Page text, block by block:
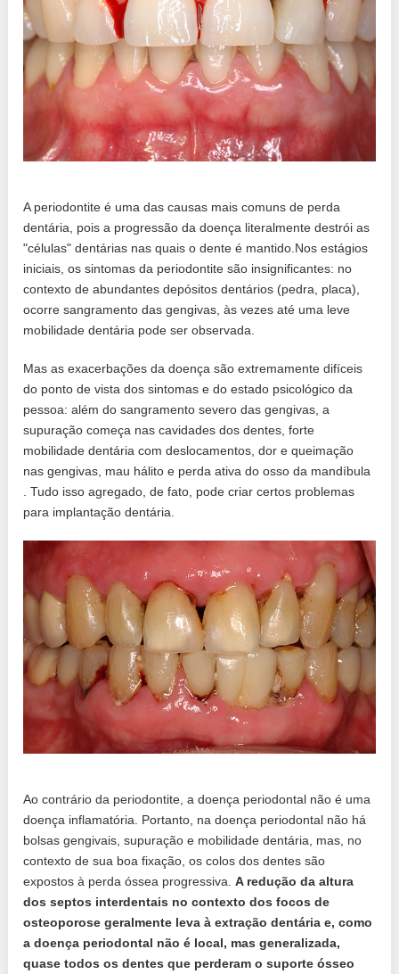
A periodontite é uma das causas mais comuns de perda
dentária, pois a progressão da doença literalmente destrói as
"células" dentárias nas quais o dente é mantido.Nos estágios
iniciais, os sintomas da periodontite são insignificantes: no
contexto de abundantes depósitos dentários (pedra, placa),
ocorre sangramento das gengivas, às vezes até uma leve
mobilidade dentária pode ser observada.
Mas as exacerbações da doença são extremamente difíceis
do ponto de vista dos sintomas e do estado psicológico da
pessoa: além do sangramento severo das gengivas, a
supuração começa nas cavidades dos dentes, forte
mobilidade dentária com deslocamentos, dor e queimação
nas gengivas, mau hálito e perda ativa do osso da mandíbula
. Tudo isso agregado, de fato, pode criar certos problemas
para implantação dentária.
Ao contrário da periodontite, a doença periodontal não é uma
doença inflamatória. Portanto, na doença periodontal não há
bolsas gengivais, supuração e mobilidade dentária, mas, no
contexto de sua boa fixação, os colos dos dentes são
expostos à perda óssea progressiva.A redução da altura
dos septos interdentais no contexto dos focos de
osteoporose geralmente leva à extração dentária e, como
a doença periodontal não é local, mas generalizada,
quase todos os dentes que perderam o suporte ósseo